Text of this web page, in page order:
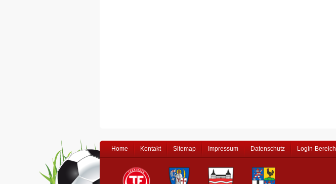
Home Kontakt Sitemap Impressum Datenschutz Login-Bereich